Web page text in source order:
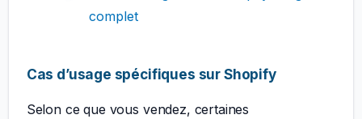
complet
Cas d’usage spécifiques sur Shopify
Selon ce que vous vendez, certaines